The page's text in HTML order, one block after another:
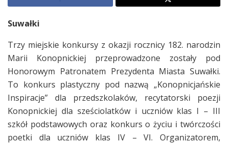
Suwałki
Trzy miejskie konkursy z okazji rocznicy 182. narodzin
Marii Konopnickiej przeprowadzone zostały pod
Honorowym Patronatem Prezydenta Miasta Suwałki.
To konkurs plastyczny pod nazwą „Konopnicjańskie
Inspiracje” dla przedszkolaków, recytatorski poezji
Konopnickiej dla sześciolatków i uczniów klas I – III
szkół podstawowych oraz konkurs o życiu i twórczości
poetki dla uczniów klas IV – VI. Organizatorem,